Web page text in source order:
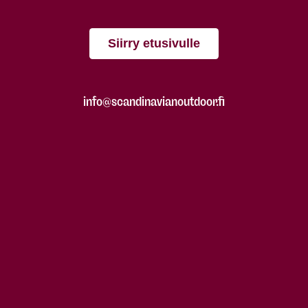
Siirry etusivulle
info@scandinavianoutdoor.fi